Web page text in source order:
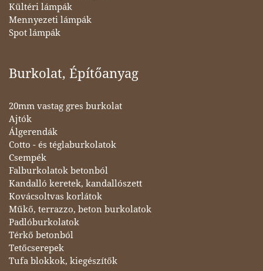
Kültéri lámpák
Mennyezeti lámpák
Spot lámpák
Burkolat, Építőanyag
20mm vastag gres burkolat
Ajtók
Álgerendák
Cotto - és téglaburkolatok
Csempék
Falburkolatok betonból
Kandalló keretek, kandallószett
Kovácsoltvas korlátok
Műkő, terrazzo, beton burkolatok
Padlóburkolatok
Térkő betonból
Tetőcserepek
Tufa blokkok, kiegészítők